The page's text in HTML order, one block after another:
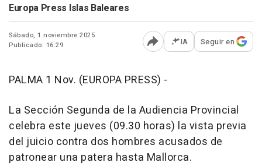
Europa Press Islas Baleares
Sábado, 1 noviembre 2025
Publicado: 16:29
Abrir opciones para
IA Seguir en
PALMA 1 Nov. (EUROPA PRESS) -
La Sección Segunda de la Audiencia Provincial
celebra este jueves (09.30 horas) la vista previa
del juicio contra dos hombres acusados de
patronear una patera hasta Mallorca.